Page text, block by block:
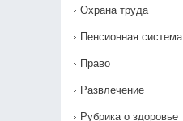
Охрана труда
Пенсионная система
Право
Развлечение
Рубрика о здоровье